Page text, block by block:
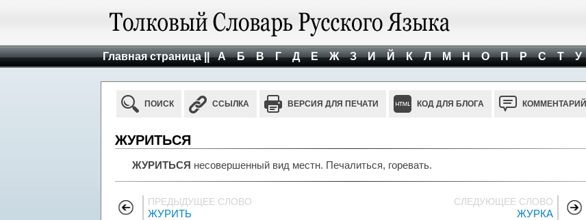
Главная страница || А Б В Г Д Е Ж З И Й К Л М Н О П Р С Т У
ПОИСК ССЫЛКА ВЕРСИЯ ДЛЯ ПЕЧАТИ КОД ДЛЯ БЛОГА КОММЕНТАРИЙ
ЖУРИТЬСЯ
ЖУРИТЬСЯ несовершенный вид местн. Печалиться, горевать.
ПРЕДЫДУЩЕЕ СЛОВО
ЖУРИТЬ
СЛЕДУЮЩЕЕ СЛОВО
ЖУРКА